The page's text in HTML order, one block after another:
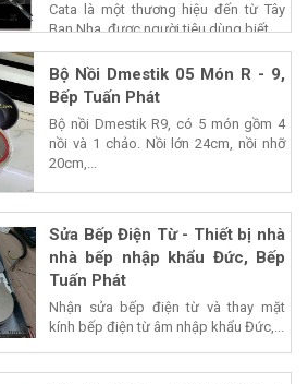
Cata là một thương hiệu đến từ Tây
Ban Nha, được người tiêu dùng biết...
Bộ Nồi Dmestik 05 Món R - 9,
Bếp Tuấn Phát
Bộ nồi Dmestik R9, có 5 món gồm 4
nồi và 1 chảo. Nồi lớn 24cm, nồi nhỡ
20cm,...
Sửa Bếp Điện Từ - Thiết bị nhà
nhà bếp nhập khẩu Đức, Bếp
Tuấn Phát
Nhận sửa bếp điện từ và thay mặt
kính bếp điện từ âm nhập khẩu Đức,...